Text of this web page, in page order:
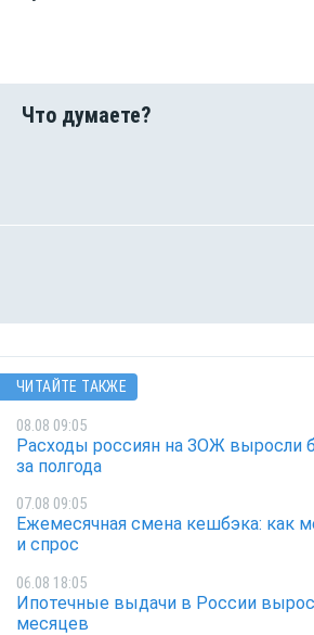
ЧИТАЙТЕ ТАКЖЕ
08.08 09:05
Расходы россиян на ЗОЖ выросли
за полгода
07.08 09:05
Ежемесячная смена кешбэка: как
и спрос
06.08 18:05
Ипотечные выдачи в России
месяцев